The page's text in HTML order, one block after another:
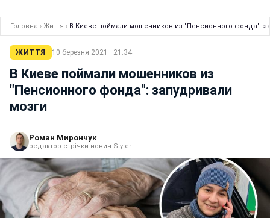
Головна › Життя › В Киеве поймали мошенников из "Пенсионного фонда":
ЖИТТЯ 10 березня 2021 · 21:34
В Киеве поймали мошенников из
"Пенсионного фонда": запудривали
мозги
Роман Мирончук
редактор стрічки новин Styler